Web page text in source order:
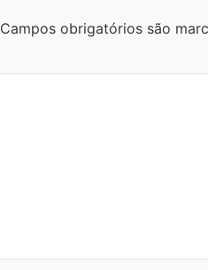
Campos obrigatórios são